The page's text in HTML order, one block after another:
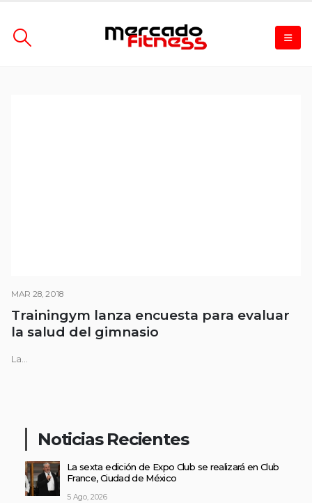
MAR 28, 2018
Trainingym lanza encuesta para evaluar
la salud del gimnasio
La...
Noticias Recientes
La sexta edición de Expo Club se realizará en Club
France, Ciudad de México
5 Ago, 2026